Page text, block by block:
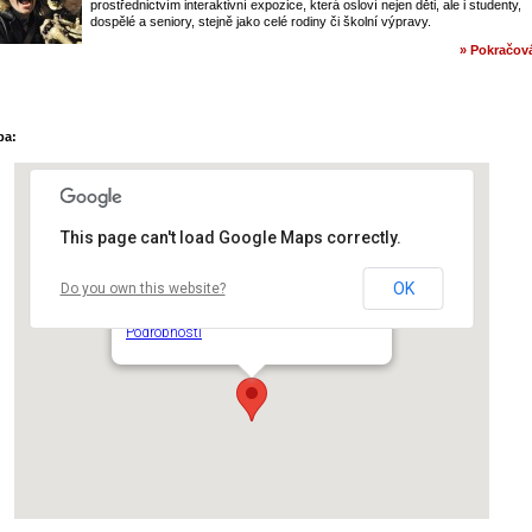
prostřednictvím interaktivní expozice, která osloví nejen děti, ale i studenty,
dospělé a seniory, stejně jako celé rodiny či školní výpravy.
»
Centrální park Praha 4 – Pankrácká pláň
Podrobnosti
This page can't load Google Maps correctly.
Do you own this website? OK